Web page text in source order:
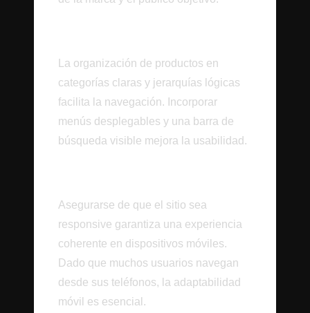
La organización de productos en
categorías claras y jerarquías lógicas
facilita la navegación. Incorporar
menús desplegables y una barra de
búsqueda visible mejora la usabilidad.
Asegurarse de que el sitio sea
responsive garantiza una experiencia
coherente en dispositivos móviles.
Dado que muchos usuarios navegan
desde sus teléfonos, la adaptabilidad
móvil es esencial.